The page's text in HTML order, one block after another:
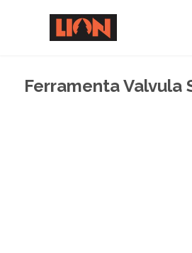
Ferramenta Valvula